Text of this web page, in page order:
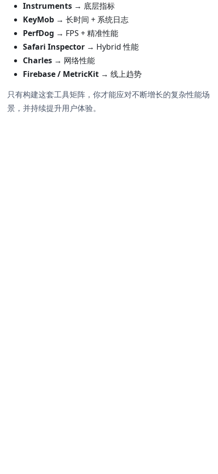
Instruments → 底层指标
KeyMob → 长时间 + 系统日志
PerfDog → FPS + 精准性能
Safari Inspector → Hybrid 性能
Charles → 网络性能
Firebase / MetricKit → 线上趋势
只有构建这套工具矩阵，你才能应对不断增长的复杂性能场
景，并持续提升用户体验。